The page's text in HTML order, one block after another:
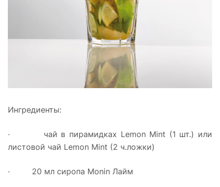
Ингредиенты:
· чай в пирамидках Lemon Mint (1 шт.) или
листовой чай Lemon Mint (2 ч.ложки)
· 20 мл сиропа Monin Лайм